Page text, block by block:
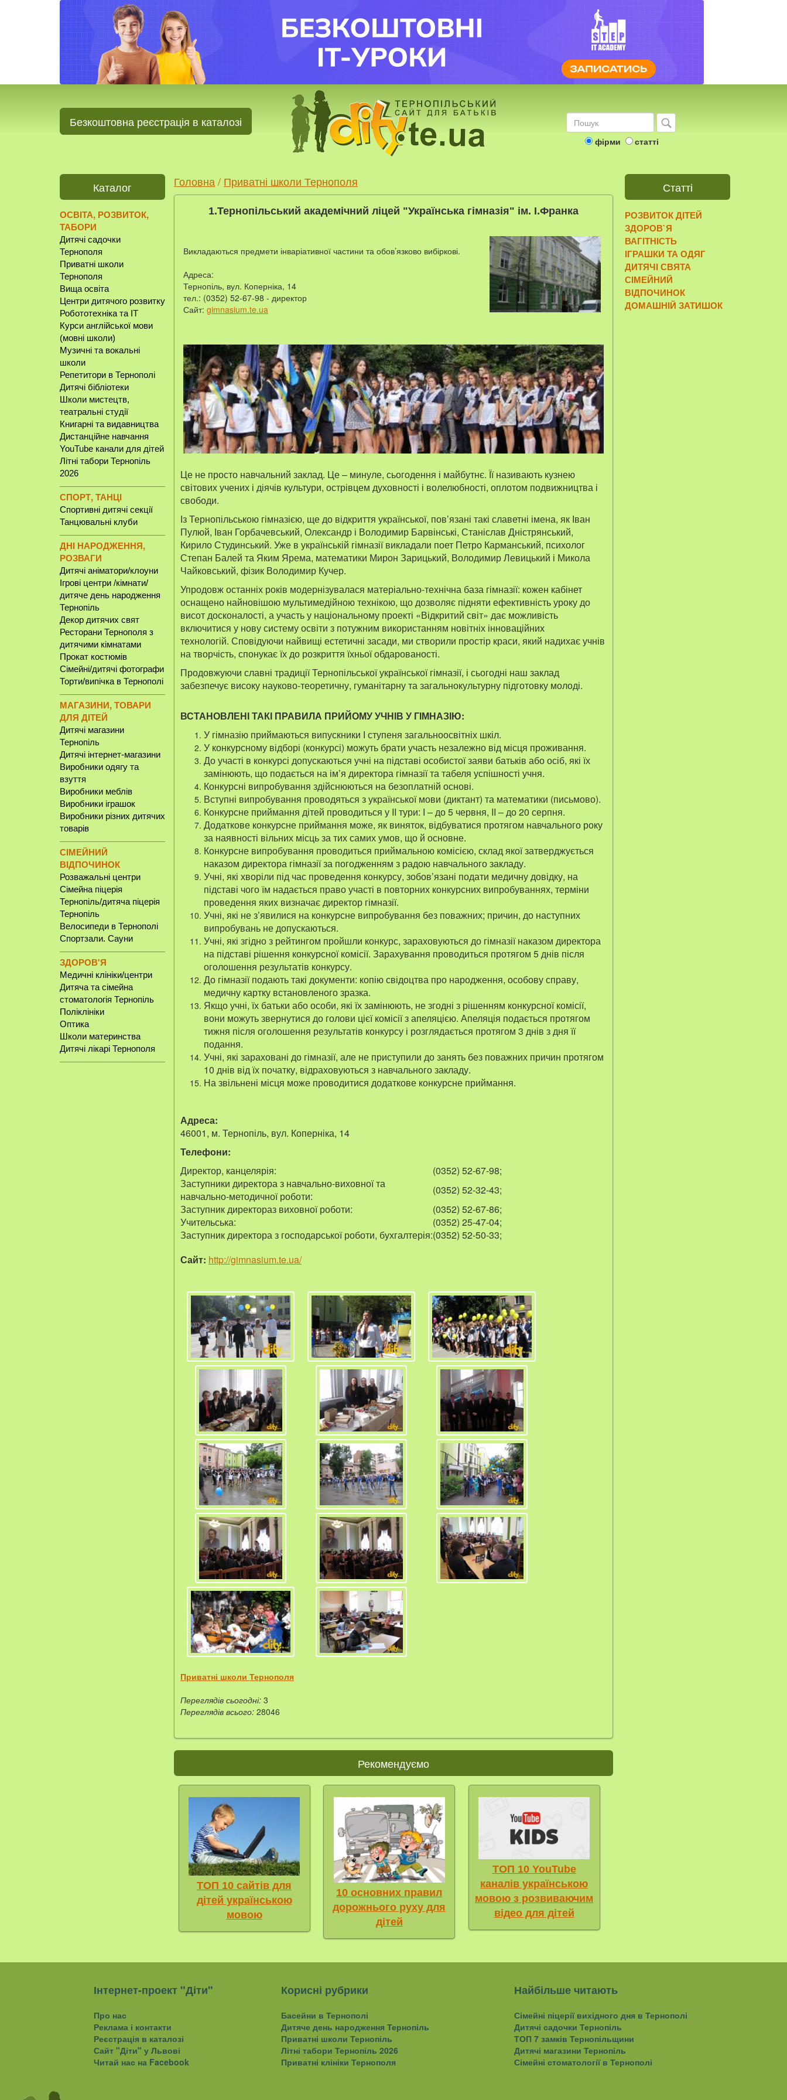
Безкоштовна реєстрація в каталозі
фірми статті
Каталог
ОСВІТА, РОЗВИТОК,
ТАБОРИ
Дитячі садочки
Тернополя
Приватні школи
Тернополя
Вища освіта
Центри дитячого розвитку
Робототехніка та IT
Курси англійської мови
(мовні школи)
Музичні та вокальні
школи
Репетитори в Тернополі
Дитячі бібліотеки
Школи мистецтв,
театральні студії
Книгарні та видавництва
Дистанційне навчання
YouTube канали для дітей
Літні табори Тернопіль
2026
СПОРТ, ТАНЦІ
Спортивні дитячі секції
Танцювальні клуби
ДНІ НАРОДЖЕННЯ,
РОЗВАГИ
Дитячі аніматори/клоуни
Ігрові центри /кімнати/
дитяче день народження
Тернопіль
Декор дитячих свят
Ресторани Тернополя з
дитячими кімнатами
Прокат костюмів
Сімейні/дитячі фотографи
Торти/випічка в Тернополі
МАГАЗИНИ, ТОВАРИ
ДЛЯ ДІТЕЙ
Дитячі магазини
Тернопіль
Дитячі інтернет-магазини
Виробники одягу та
взуття
Виробники меблів
Виробники іграшок
Виробники різних дитячих
товарів
СІМЕЙНИЙ
ВІДПОЧИНОК
Розважальні центри
Сімейна піцерія
Тернопіль/дитяча піцерія
Тернопіль
Велосипеди в Тернополі
Спортзали. Сауни
ЗДОРОВ'Я
Медичні клініки/центри
Дитяча та сімейна
стоматологія Тернопіль
Поліклініки
Оптика
Школи материнства
Дитячі лікарі Тернополя
Головна / Приватні школи Тернополя
1.Тернопільський академічний ліцей "Українська гімназія" ім. І.Франка
Викладаються предмети інваріативної частини та обов’язково вибіркові.
Адреса:
Тернопіль, вул. Коперніка, 14
тел.: (0352) 52-67-98 - директор
Сайт: gimnasium.te.ua
Це не просто навчальний заклад. Це – минуле, сьогодення і майбутнє. Її називають кузнею
світових учених і діячів культури, острівцем духовності і волелюбності, оплотом подвижництва і
свободи.
Із Тернопільською гімназією, ще до відкриття української, пов’язані такі славетні імена, як Іван
Пулюй, Іван Горбачевський, Олександр і Володимир Барвінські, Станіслав Дністрянський,
Кирило Студинський. Уже в українській гімназії викладали поет Петро Карманський, психолог
Степан Балей та Яким Ярема, математики Мирон Зарицький, Володимир Левицький і Микола
Чайковський, фізик Володимир Кучер.
Упродовж останніх років модернізувалася матеріально-технічна база гімназії: кожен кабінет
оснащено найновішою мультимедійною технікою, що дозволяє підняти ефективність уроку до
висот досконалості, а участь у національному проекті «Відкритий світ» дає можливість
включитися у нову систему освіти з потужним використанням новітніх інноваційних
технологій. Сповідуючи найвищі естетичні засади, ми створили простір краси, який надихає учнів
на творчість, спонукає їх до розкриття їхньої обдарованості.
Продовжуючи славні традиції Тернопільської української гімназії, і сьогодні наш заклад
забезпечує високу науково-теоретичну, гуманітарну та загальнокультурну підготовку молоді.
ВСТАНОВЛЕНІ ТАКІ ПРАВИЛА ПРИЙОМУ УЧНІВ У ГІМНАЗІЮ:
У гімназію приймаються випускники І ступеня загальноосвітніх шкіл.
У конкурсному відборі (конкурсі) можуть брати участь незалежно від місця проживання.
До участі в конкурсі допускаються учні на підставі особистої заяви батьків або осіб, які їх
замінюють, що подається на ім’я директора гімназії та табеля успішності учня.
Конкурсні випробування здійснюються на безоплатній основі.
Вступні випробування проводяться з української мови (диктант) та математики (письмово).
Конкурсне приймання дітей проводиться у II тури: І – до 5 червня, II – до 20 серпня.
Додаткове конкурсне приймання може, як виняток, відбуватися протягом навчального року
за наявності вільних місць за тих самих умов, що й основне.
Конкурсне випробування проводиться приймальною комісією, склад якої затверджується
наказом директора гімназії за погодженням з радою навчального закладу.
Учні, які хворіли під час проведення конкурсу, зобов’язані подати медичну довідку, на
підставі чого їм надається право участі в повторних конкурсних випробуваннях, терміни
проведення яких визначає директор гімназії.
Учні, які не з’явилися на конкурсне випробування без поважних; причин, до наступних
випробувань не допускаються.
Учні, які згідно з рейтингом пройшли конкурс, зараховуються до гімназії наказом директора
на підставі рішення конкурсної комісії. Зарахування проводиться протягом 5 днів після
оголошення результатів конкурсу.
До гімназії подають такі документи: копію свідоцтва про народження, особову справу,
медичну картку встановленого зразка.
Якщо учні, їх батьки або особи, які їх замінюють, не згодні з рішенням конкурсної комісії,
вони можуть звернутися до голови цієї комісії з апеляцією. Апеляція подається протягом
тижня після оголошення результатів конкурсу і розглядається протягом 3 днів з дня її
подання.
Учні, які зараховані до гімназії, але не приступили до занять без поважних причин протягом
10 днів від їх початку, відраховуються з навчального закладу.
На звільнені місця може проводитися додаткове конкурсне приймання.
Адреса:
46001, м. Тернопіль, вул. Коперніка, 14
Телефони:
Директор, канцелярія:
(0352) 52-67-98;
Заступники директора з навчально-виховної та
навчально-методичної роботи:
(0352) 52-32-43;
Заступник директораз виховної роботи:
(0352) 52-67-86;
Учительська:
(0352) 25-47-04;
Заступник директора з господарської роботи, бухгалтерія:(0352) 52-50-33;
Сайт: http://gimnasium.te.ua/
Приватні школи Тернополя
Переглядів сьогодні: 3
Переглядів всього: 28046
Рекомендуємо
ТОП 10 сайтів для
дітей українською
мовою
10 основних правил
дорожнього руху для
дітей
ТОП 10 YouTube
каналів українською
мовою з розвиваючим
відео для дітей
Статті
РОЗВИТОК ДІТЕЙ
ЗДОРОВ`Я
ВАГІТНІСТЬ
ІГРАШКИ ТА ОДЯГ
ДИТЯЧІ СВЯТА
СІМЕЙНИЙ
ВІДПОЧИНОК
ДОМАШНІЙ ЗАТИШОК
Інтернет-проект "Діти"
Про нас
Реклама і контакти
Реєстрація в каталозі
Сайт "Діти" у Львові
Читай нас на Facebook
Корисні рубрики
Басейни в Тернополі
Дитяче день народження Тернопіль
Приватні школи Тернопіль
Літні табори Тернопіль 2026
Приватні клініки Тернополя
Найбільше читають
Сімейні піцерії вихідного дня в Тернополі
Дитячі садочки Тернопіль
ТОП 7 замків Тернопільщини
Дитячі магазини Тернопіль
Сімейні стоматології в Тернополі